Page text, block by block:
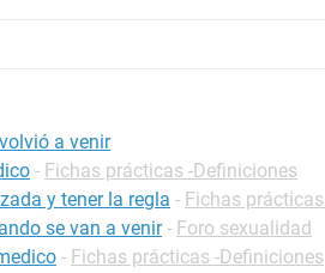
a venir
- Fichas prácticas -Definiciones
y tener la regla - Fichas
se van a venir - Foro sexualidad
- Fichas prácticas -Definiciones